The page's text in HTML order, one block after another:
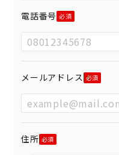
電話番号
メールアドレス
住所